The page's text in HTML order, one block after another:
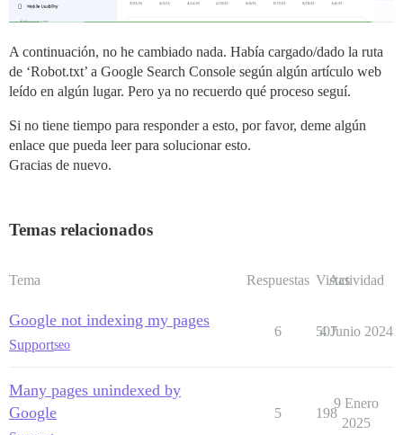
A continuación, no he cambiado nada. Había cargado/dado la ruta
de ‘Robot.txt’ a Google Search Console según algún artículo web
leído en algún lugar. Pero ya no recuerdo qué proceso seguí.
Si no tiene tiempo para responder a esto, por favor, deme algún
enlace que pueda leer para solucionar esto.
Gracias de nuevo.
Temas relacionados
Tema Respuestas Vistas
Actividad
Google not indexing my pages
Supportseo
6 507
4 Junio 2024
Many pages unindexed by
Google
5 198
9 Enero
2025